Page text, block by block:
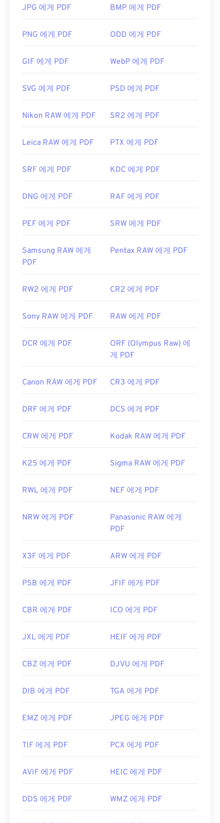
Adobe Acrobat Reader를
사용합니다. Adobe는
연 가장인기 있는 무료 PDF 리더입니다. 사용하기
는 전혀 어렵지 않지만, 제 생각에는 불필요하거나 원
프로그램입니다.
PDF 파일을 자동으로 열 수 있습니다. 추가 기능이나
도 있지만, 온라인에서 PDF 링크를 클릭하면 자동으
기능을 원하신다면SumatraPDF나 MuPDF를
개발자: ISO
유용한 링크:
https://en.wikipedia.org/wiki/휴대용_문서_포맷
adobe/about-adobe-pdf.html
JPG 에게 PDF BMP 에게 PDF
PNG 에게 PDF ODD 에게 PDF
GIF 에게 PDF WebP 에게 PDF
SVG 에게 PDF PSD 에게 PDF
Nikon RAW 에게 PDF SR2 에게 PDF
Leica RAW 에게 PDF PTX 에게 PDF
SRF 에게 PDF KDC 에게 PDF
DNG 에게 PDF RAF 에게 PDF
PEF 에게 PDF SRW 에게 PDF
Samsung RAW 에게
PDF
Pentax RAW 에게 PDF
RW2 에게 PDF CR2 에게 PDF
Sony RAW 에게 PDF RAW 에게 PDF
DCR 에게 PDF
ORF (Olympus Raw) 에
게 PDF
Canon RAW 에게 PDF CR3 에게 PDF
DRF 에게 PDF DCS 에게 PDF
CRW 에게 PDF Kodak RAW 에게 PDF
K25 에게 PDF Sigma RAW 에게 PDF
RWL 에게 PDF NEF 에게 PDF
NRW 에게 PDF
Panasonic RAW 에게
PDF
X3F 에게 PDF ARW 에게 PDF
PSB 에게 PDF JFIF 에게 PDF
CBR 에게 PDF ICO 에게 PDF
JXL 에게 PDF HEIF 에게 PDF
CBZ 에게 PDF DJVU 에게 PDF
DIB 에게 PDF TGA 에게 PDF
EMZ 에게 PDF JPEG 에게 PDF
TIF 에게 PDF PCX 에게 PDF
AVIF 에게 PDF HEIC 에게 PDF
DDS 에게 PDF WMZ 에게 PDF